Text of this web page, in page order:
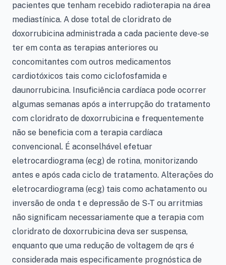
pacientes que tenham recebido radioterapia na área
mediastínica. A dose total de cloridrato de
doxorrubicina administrada a cada paciente deve-se
ter em conta as terapias anteriores ou
concomitantes com outros medicamentos
cardiotóxicos tais como ciclofosfamida e
daunorrubicina. Insuficiência cardíaca pode ocorrer
algumas semanas após a interrupção do tratamento
com cloridrato de doxorrubicina e frequentemente
não se beneficia com a terapia cardíaca
convencional. É aconselhável efetuar
eletrocardiograma (ecg) de rotina, monitorizando
antes e após cada ciclo de tratamento. Alterações do
eletrocardiograma (ecg) tais como achatamento ou
inversão de onda t e depressão de S-T ou arritmias
não significam necessariamente que a terapia com
cloridrato de doxorrubicina deva ser suspensa,
enquanto que uma redução de voltagem de qrs é
considerada mais especificamente prognóstica de